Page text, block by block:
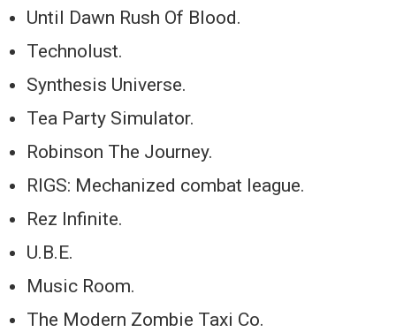
Until Dawn Rush Of Blood.
Technolust.
Synthesis Universe.
Tea Party Simulator.
Robinson The Journey.
RIGS: Mechanized combat league.
Rez Infinite.
U.B.E.
Music Room.
The Modern Zombie Taxi Co.